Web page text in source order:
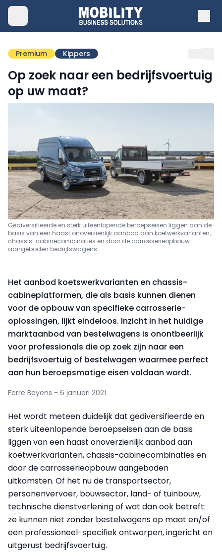
Premium Kippers
Op zoek naar een bedrijfsvoertuig
op uw maat?
Gediversifieerde en sterk uiteenlopende beroepseisen liggen aan de
basis van een haast onoverzienlijk aanbod aan koetwerkvarianten,
chassis-cabinecombinaties en door de carrosserieopbouw
aangeboden bedrijfswagens
Het aanbod koetswerkvarianten en chassis-
cabineplatformen, die als basis kunnen dienen
voor de opbouw van specifieke carrosserie-
oplossingen, lijkt eindeloos. Inzicht in het huidige
marktaanbod van bestelwagens is onontbeerlijk
voor professionals die op zoek zijn naar een
bedrijfsvoertuig of bestelwagen waarmee perfect
aan hun beroepsmatige eisen voldaan wordt.
Ferre Beyens - 6 januari 2021
Het wordt meteen duidelijk dat gediversifieerde en
sterk uiteenlopende beroepseisen aan de basis
liggen van een haast onoverzienlijk aanbod aan
koetwerkvarianten, chassis-cabinecombinaties en
door de carrosserieopbouw aangeboden
uitkomsten. Of het nu de transportsector,
personenvervoer, bouwsector, land- of tuinbouw,
technische dienstverlening of wat dan ook betreft:
ze kunnen niet zonder bestelwagens op maat en/of
een professioneel-specifiek ontworpen, ingericht en
uitgerust bedrijfsvoertuig.